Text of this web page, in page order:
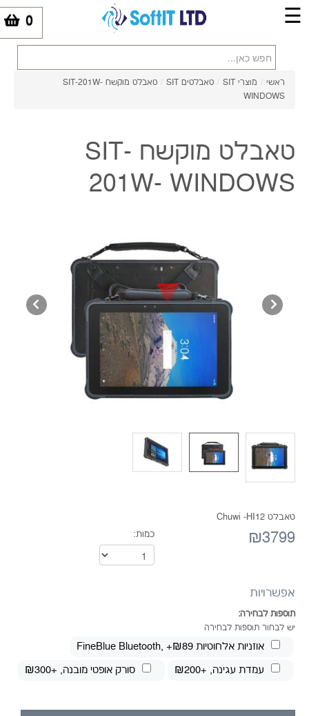
0 ☰
ראשי / מוצרי SIT / טאבלטים SIT /
טאבלט מוקשח SIT-201W-
WINDOWS
טאבלט מוקשח SIT-
201W- WINDOWS
טאבלט Chuwi -HI12
₪3799 כמות:
אפשרויות
תוספות לבחירה:
יש לבחור תוספות לבחירה
אוזניות אלחוטיות FineBlue Bluetooth , +₪89
עמדת עגינה, +₪200 סורק אופטי מובנה, +₪300